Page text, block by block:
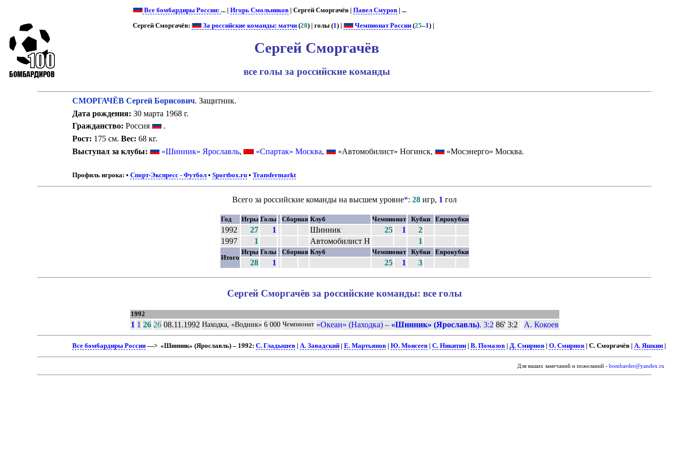
Все бомбардиры России: ... | Игорь Смольников| Сергей Сморгачёв | Павел Смуров| ...
Сергей Сморгачёв: За российские команды: матчи(28) | голы (1) | Чемпионат России(25–1) |
Сергей Сморгачёв
все голы за российские команды
СМОРГАЧЁВ Сергей Борисович. Защитник.
Дата рождения: 30 марта 1968 г.
Гражданство: Россия
.
Рост: 175 см. Вес: 68 кг.
Выступал за клубы:
«Шинник» Ярославль, «Спартак» Москва, «Автомобилист» Ногинск, «Мосэнерго» Москва.
Профиль игрока: • Спорт-Экспресс - Футбол• Sportbox.ru• Transfermarkt
Всего за российские команды на высшем уровне*: 28 игр, 1 гол
Год Игры Голы Сборная Клуб Чемпионат Кубки Еврокубки
1992 27 1 Шинник 25 1
2
1997
1 Автомобилист Н 1
Итого
Игры Голы Сборная Клуб Чемпионат Кубки Еврокубки
28 1 25 1 3
Сергей Сморгачёв за российские команды: все голы
1992
1 1 26 26 08.11.1992 Находка, «Водник» 6 000 Чемпионат «Океан» (Находка) – «Шинник» (Ярославль). 3:2 86' 3:2 А. Кокоев
Все бомбардиры России—> «Шинник» (Ярославль) – 1992: С. Гладышев| А. Завадский| Е. Мартьянов| Ю. Моисеев| С. Никитин| В. Помазов| Д. Смирнов| О. Смирнов| С. Сморгачёв | А. Яшкин|
Для ваших замечаний и пожеланий - bombarder@yandex.ru